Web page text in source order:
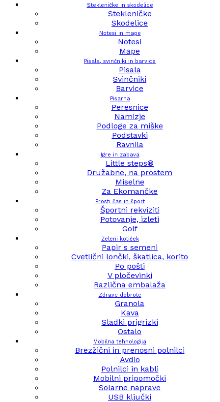
Stekleničke in skodelice
Stekleničke
Skodelice
Notesi in mape
Notesi
Mape
Pisala, svinčniki in barvice
Pisala
Svinčniki
Barvice
Pisarna
Peresnice
Namizje
Podloge za miške
Podstavki
Ravnila
Igre in zabava
Little steps®
Družabne, na prostem
Miselne
Za Ekomančke
Prosti čas in šport
Športni rekviziti
Potovanje, izleti
Golf
Zeleni kotiček
Papir s semeni
Cvetlični lončki, škatlica, korito
Po pošti
V pločevinki
Različna embalaža
Zdrave dobrote
Granola
Kava
Sladki prigrizki
Ostalo
Mobilna tehnologija
Brezžični in prenosni polnilci
Avdio
Polnilci in kabli
Mobilni pripomočki
Solarne naprave
USB ključki